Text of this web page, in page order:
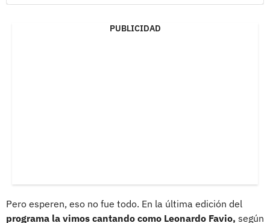
PUBLICIDAD
Pero esperen, eso no fue todo. En la última edición del
programa la vimos cantando como Leonardo Favio, según